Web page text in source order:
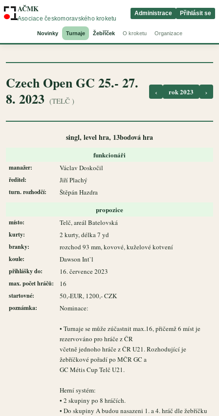
AČMK
Asociace českomoravského kroketu
Novinky Turnaje Žebříček O kroketu Organizace
Administrace Přihlásit se
Czech Open GC 25.- 27.
8. 2023 (TELČ )
‹ rok 2023 ›
singl, level hra, 13bodová hra
funkcionáři
manažer: Václav Doskočil
ředitel: Jiří Plachý
turn. rozhodčí: Štěpán Hazdra
propozice
místo: Telč, areál Batelovská
kurty: 2 kurty, délka 7 yd
branky: rozchod 93 mm, kovové, kuželové kotvení
koule: Dawson Int`l
přihlášky do: 16. července 2023
max. počet hráčů: 16
startovné: 50,-EUR, 1200,- CZK
poznámka: Nominace:
• Turnaje se může zúčastnit max.16, přičemž 6 míst je
rezervováno pro hráče z ČR
včetně jednoho hráče z ČR U21. Rozhodující je
žebříčkové pořadí po MČR GC a
GC Métis Cup Telč U21.
Herní systém:
• 2 skupiny po 8 hráčích.
• Do skupiny A budou nasazeni 1. a 4. hráč dle žebříčku